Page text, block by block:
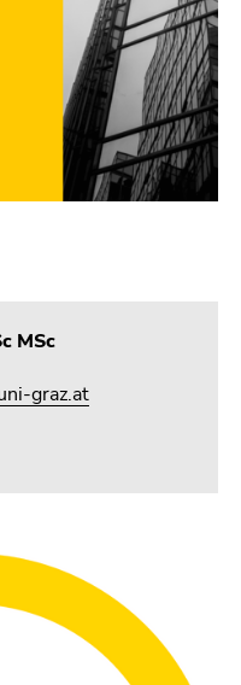
MSc
graz.at